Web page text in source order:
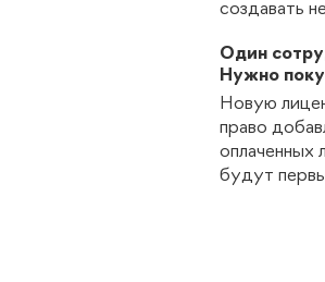
создавать
Один
Нужно
Новую
право
оплаченных
будут